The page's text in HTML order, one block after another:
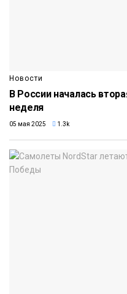
Новости
В России началась
неделя
05 мая 2025 1.3k